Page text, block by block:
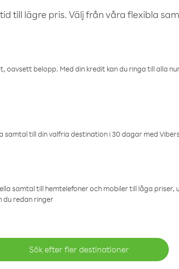
till lägre pris. Välj från våra flexibla
belopp. Med din kredit kan du ringa till alla
till din valfria destination i 30 dagar med
samtal till hemtelefoner och mobiler till låga priser,
du redan ringer
Sök efter fler destinationer